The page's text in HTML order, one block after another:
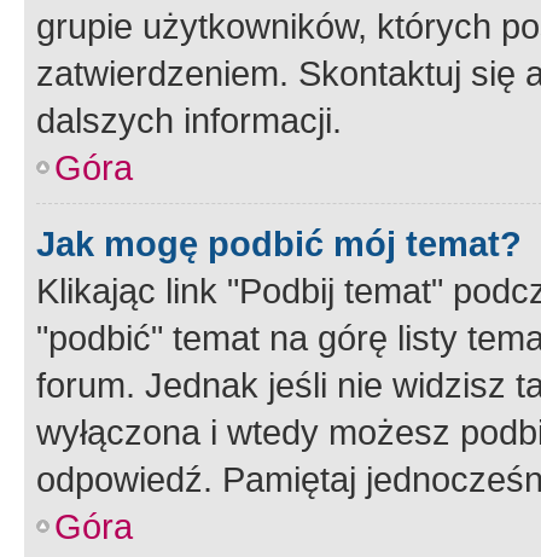
grupie użytkowników, których
zatwierdzeniem. Skontaktuj się
dalszych informacji.
Góra
Jak mogę podbić mój temat?
Klikając link "Podbij temat"
"podbić" temat na górę listy
forum. Jednak jeśli nie widzisz
wyłączona i wtedy możesz
odpowiedź. Pamiętaj
Góra